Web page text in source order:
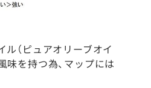
ル（ピュアオリーブオイ
味を持つ為、マップには